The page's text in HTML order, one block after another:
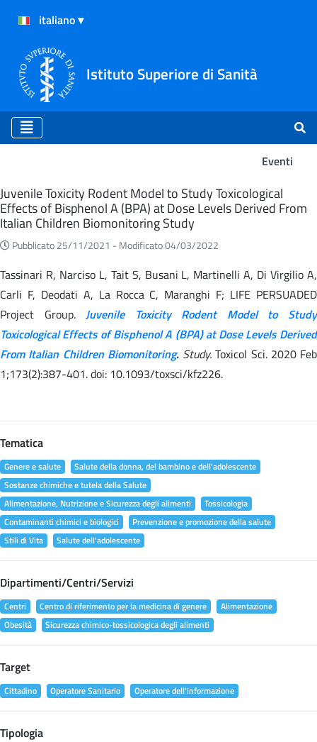
Istituto Superiore di Sanità
Eventi
Eventi
Juvenile Toxicity Rodent Model to Study Toxicological
Effects of Bisphenol A (BPA) at Dose Levels Derived From
Italian Children Biomonitoring Study
Pubblicato 25/11/2021 - Modificato 04/03/2022
Tassinari R, Narciso L, Tait S, Busani L, Martinelli A, Di Virgilio A,
Carli F, Deodati A, La Rocca C, Maranghi F; LIFE PERSUADED
Project Group.Juvenile Toxicity Rodent Model to Study
Toxicological Effects of Bisphenol A (BPA) at Dose Levels Derived
From Italian Children Biomonitoring.Study. Toxicol Sci. 2020 Feb
1;173(2):387-401. doi: 10.1093/toxsci/kfz226.
Tematica
Genere e salute
Salute della donna, del bambino e dell'adolescente
Sostanze chimiche e tutela della Salute
Alimentazione, Nutrizione e Sicurezza degli alimenti
Tossicologia
Contaminanti chimici e biologici
Prevenzione e promozione della salute
Stili di Vita
Salute dell'adolescente
Dipartimenti/Centri/Servizi
Centri Centro di riferimento per la medicina di genere
Alimentazione
Obesità
Sicurezza chimico-tossicologica degli alimenti
Target
Cittadino Operatore Sanitario Operatore dell'informazione
Tipologia